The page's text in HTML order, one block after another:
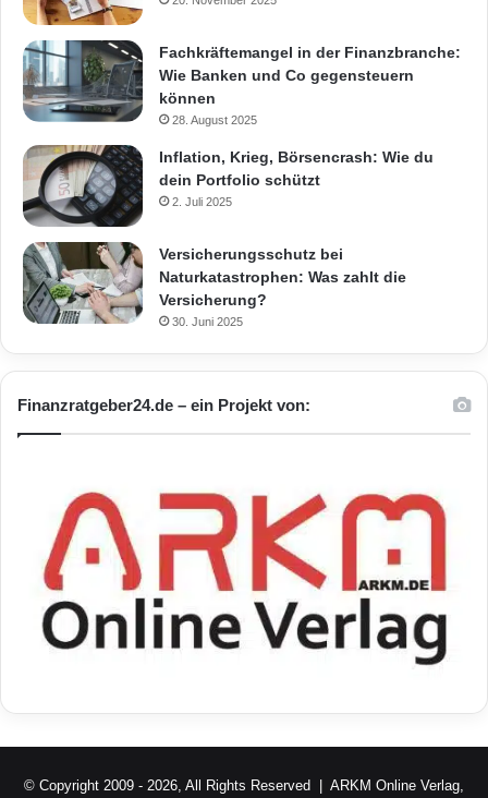
Fachkräftemangel in der Finanzbranche:
Wie Banken und Co gegensteuern
können
28. August 2025
Inflation, Krieg, Börsencrash: Wie du
dein Portfolio schützt
2. Juli 2025
Versicherungsschutz bei
Naturkatastrophen: Was zahlt die
Versicherung?
30. Juni 2025
Finanzratgeber24.de – ein Projekt von:
© Copyright 2009 - 2026, All Rights Reserved | ARKM Online Verlag,